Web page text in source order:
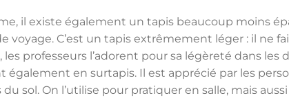
il existe également un tapis beaucoup moins
voyage. C’est un tapis extrêmement léger : il ne
professeurs l’adorent pour sa légèreté dans les
également en surtapis. Il est apprécié par les
sol. On l’utilise pour pratiquer en salle, mais